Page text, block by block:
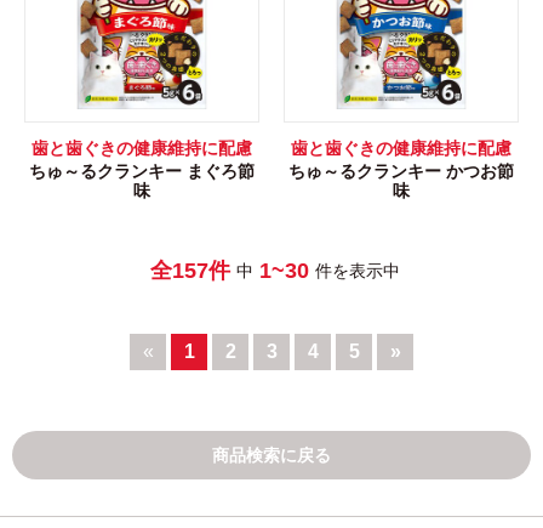
歯と歯ぐきの健康維持に配慮
ちゅ～るクランキー まぐろ節
味
歯と歯ぐきの健康維持に配慮
ちゅ～るクランキー かつお節
味
全157件 中 1~30 件を表示中
« 1 2 3 4 5 »
商品検索に戻る